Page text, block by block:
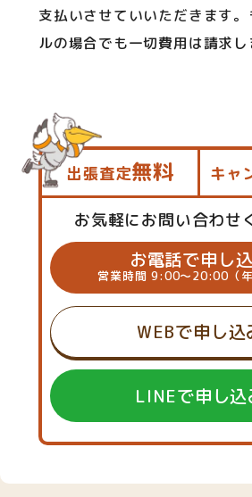
支払いさせていいただきます
ルの場合でも一切費用は請求し
出張査定無料 キャ
お気軽にお問い合わせ
お電話で申し
営業時間 9:00～20:00（年
WEBで申し込
LINEで申し込